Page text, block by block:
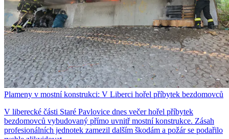
Plameny v mostní konstrukci: V Liberci hořel příbytek bezdomovců
V liberecké části Staré Pavlovice dnes večer hořel příbytek
bezdomovců vybudovaný přímo uvnitř mostní konstrukce. Zásah
profesionálních jednotek zamezil dalším škodám a požár se podařilo